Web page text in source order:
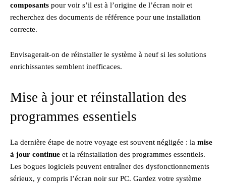
composants pour voir s’il est à l’origine de l’écran noir et
recherchez des documents de référence pour une installation
correcte.
Envisagerait-on de réinstaller le système à neuf si les solutions
enrichissantes semblent inefficaces.
Mise à jour et réinstallation des
programmes essentiels
La dernière étape de notre voyage est souvent négligée : la mise
à jour continue et la réinstallation des programmes essentiels.
Les bogues logiciels peuvent entraîner des dysfonctionnements
sérieux, y compris l’écran noir sur PC. Gardez votre système